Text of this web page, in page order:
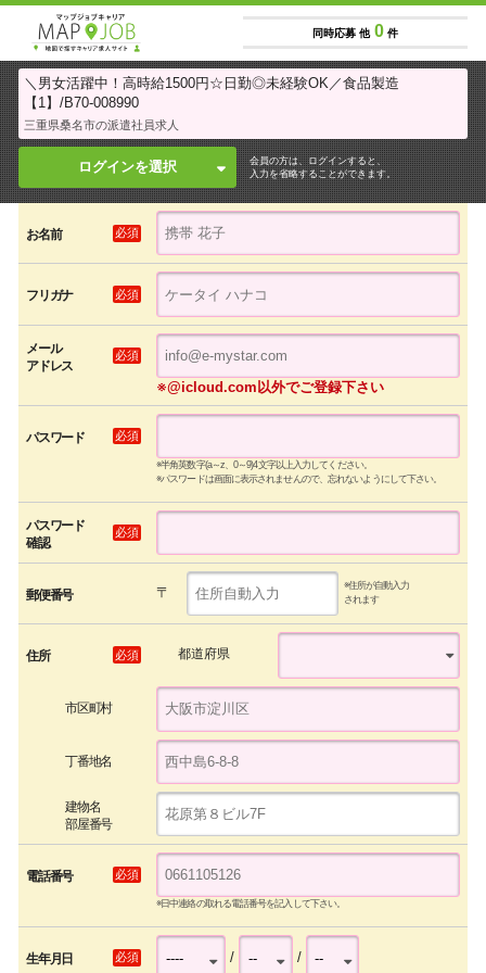
同時応募 他 0 件
＼男女活躍中！高時給1500円☆日勤◎未経験OK／食品製造
【1】/B70-008990
三重県桑名市の派遣社員求人
ログインを選択
会員の方は、ログインすると、
入力を省略することができます。
お名前 必須
フリガナ 必須
メール
アドレス
必須
※@icloud.com以外でご登録下さい
パスワード 必須
※半角英数字(a～z、0～9)4文字以上入力してください。
※パスワードは画面に表示されませんので、忘れないようにして下さい。
パスワード
確認
必須
郵便番号 〒
※住所が自動入力
されます
住所 必須 都道府県
市区町村
丁番地名
建物名
部屋番号
電話番号 必須
※日中連絡の取れる電話番号を記入して下さい。
生年月日 必須 / /